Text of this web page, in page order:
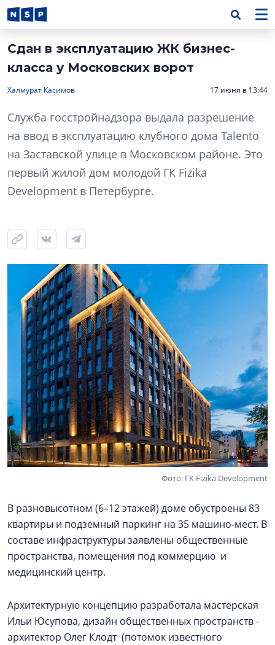
Сдан в эксплуатацию ЖК бизнес-
класса у Московских ворот
Халмурат Касимов 17 июня в 13:44
Служба госстройнадзора выдала разрешение
на ввод в эксплуатацию клубного дома Talento
на Заставской улице в Московском районе. Это
первый жилой дом молодой ГК Fizika
Development в Петербурге.
Фото: ГК Fizika Development
В разновысотном (6–12 этажей) доме обустроены 83
квартиры и подземный паркинг на 35 машино-мест. В
составе инфраструктуры заявлены общественные
пространства, помещения под коммерцию и
медицинский центр.
Архитектурную концепцию разработала мастерская
Ильи Юсупова, дизайн общественных пространств -
архитектор Олег Клодт (потомок известного